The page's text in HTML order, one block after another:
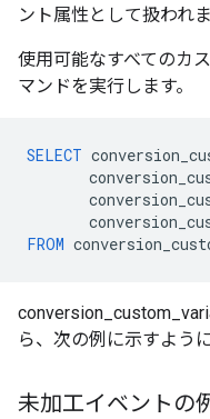
ント属性として扱われま
使用可能なすべてのカ
マンドを実行します。
SELECT
FROM
ら、次の例に示すよう
未加工イベントの